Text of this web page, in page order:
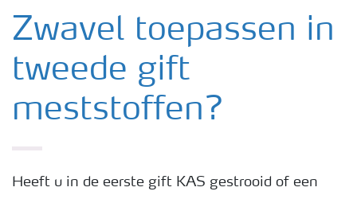
Nieuwsbrieven
Gewassen
Meststoffen
Zwavel toepassen in
tweede gift
meststoffen?
Heeft u in de eerste gift KAS gestrooid of een